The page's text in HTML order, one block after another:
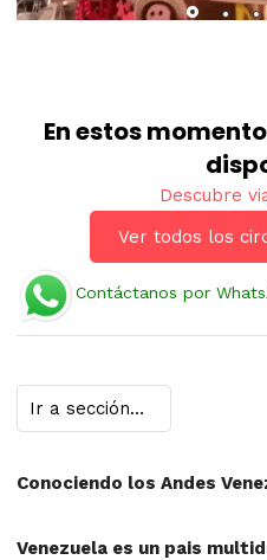
En estos
Descubre
Ver todos los
Contáctanos por
Conociendo los Andes
Venezuela es un pais